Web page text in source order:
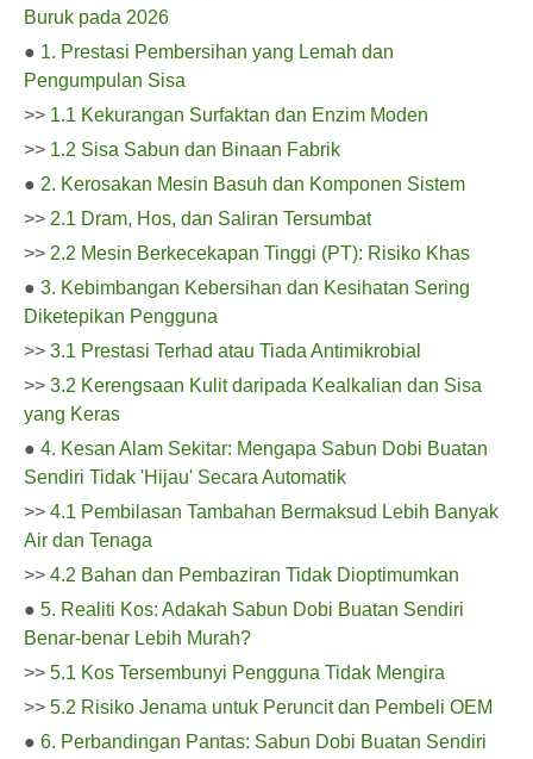
Buruk pada 2026
● 1. Prestasi Pembersihan yang Lemah dan
Pengumpulan Sisa
>> 1.1 Kekurangan Surfaktan dan Enzim Moden
>> 1.2 Sisa Sabun dan Binaan Fabrik
● 2. Kerosakan Mesin Basuh dan Komponen Sistem
>> 2.1 Dram, Hos, dan Saliran Tersumbat
>> 2.2 Mesin Berkecekapan Tinggi (PT): Risiko Khas
● 3. Kebimbangan Kebersihan dan Kesihatan Sering
Diketepikan Pengguna
>> 3.1 Prestasi Terhad atau Tiada Antimikrobial
>> 3.2 Kerengsaan Kulit daripada Kealkalian dan Sisa
yang Keras
● 4. Kesan Alam Sekitar: Mengapa Sabun Dobi Buatan
Sendiri Tidak 'Hijau' Secara Automatik
>> 4.1 Pembilasan Tambahan Bermaksud Lebih Banyak
Air dan Tenaga
>> 4.2 Bahan dan Pembaziran Tidak Dioptimumkan
● 5. Realiti Kos: Adakah Sabun Dobi Buatan Sendiri
Benar-benar Lebih Murah?
>> 5.1 Kos Tersembunyi Pengguna Tidak Mengira
>> 5.2 Risiko Jenama untuk Peruncit dan Pembeli OEM
● 6. Perbandingan Pantas: Sabun Dobi Buatan Sendiri